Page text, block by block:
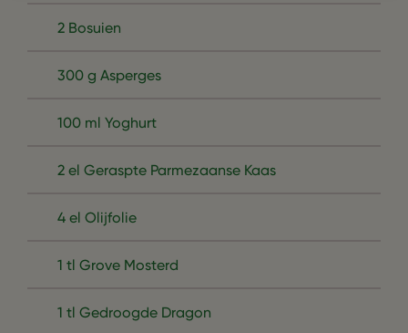
2 Bosuien
300 g Asperges
100 ml Yoghurt
2 el Geraspte Parmezaanse Kaas
4 el Olijfolie
1 tl Grove Mosterd
1 tl Gedroogde Dragon